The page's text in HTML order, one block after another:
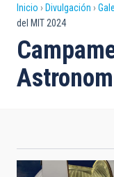
Sobrescribir
enlaces
de
ayuda
navegación
Inicio Divulgación
del MIT 2024